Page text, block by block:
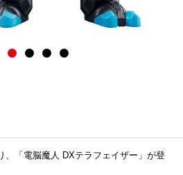
、「電脳魔人 DXテラフェイザー」が登